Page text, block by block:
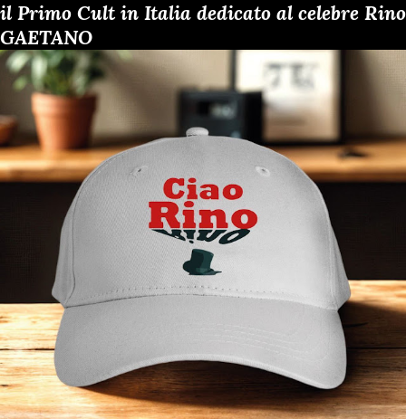
il Primo Cult in Italia dedicato al celebre Rino
GAETANO